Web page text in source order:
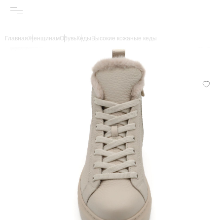
ГлавнаяЖенщинамОбувьКеды Высокие кожаные кеды